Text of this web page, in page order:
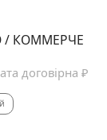
КОММЕРЧЕ
договірна ₽